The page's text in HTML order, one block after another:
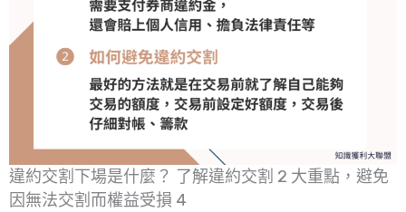
違約交割下場是什麼？ 了解違約交割 2 大重點，避免
因無法交割而權益受損 4